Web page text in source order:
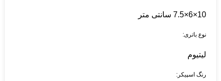
10×6×7.5 سانتی متر
نوع باتری:
لیتیوم
رنگ اسپیکر: